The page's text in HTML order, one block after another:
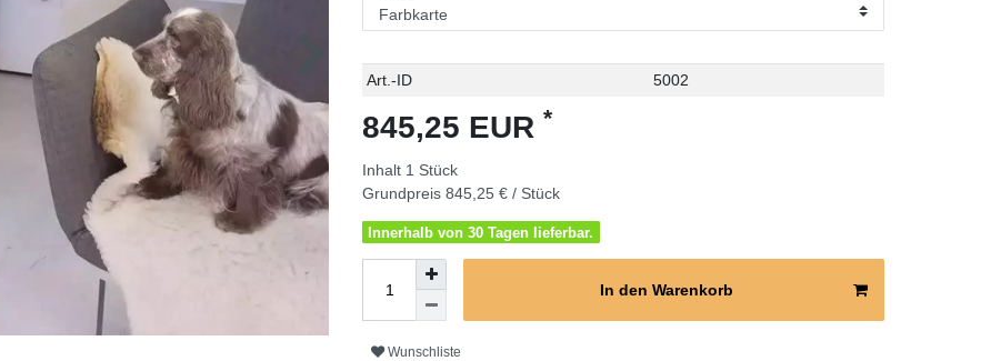
Technisches
Wert
Art.-ID 5002
845,25 EUR *
Inhalt 1 Stück
Grundpreis 845,25 € / Stück
Innerhalb von 30 Tagen lieferbar.
In den Warenkorb
Wunschliste